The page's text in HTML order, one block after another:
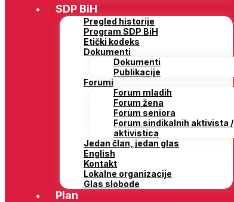
SDP BiH
Pregled historije
Program SDP BiH
Etički kodeks
Dokumenti
Dokumenti
Publikacije
Forumi
Forum mladih
Forum žena
Forum seniora
Forum sindikalnih aktivista /
aktivistica
Jedan član, jedan glas
English
Kontakt
Lokalne organizacije
Glas slobode
Plan